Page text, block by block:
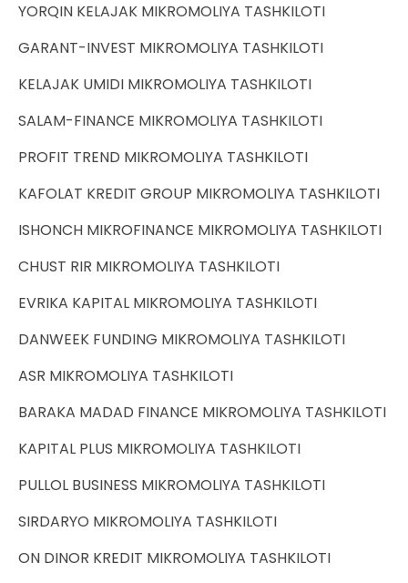
YORQIN KELAJAK MIKROMOLIYA TASHKILOTI
GARANT-INVEST MIKROMOLIYA TASHKILOTI
KELAJAK UMIDI MIKROMOLIYA TASHKILOTI
SALAM-FINANCE MIKROMOLIYA TASHKILOTI
PROFIT TREND MIKROMOLIYA TASHKILOTI
KAFOLAT KREDIT GROUP MIKROMOLIYA TASHKILOTI
ISHONCH MIKROFINANCE MIKROMOLIYA TASHKILOTI
CHUST RIR MIKROMOLIYA TASHKILOTI
EVRIKA KAPITAL MIKROMOLIYA TASHKILOTI
DANWEEK FUNDING MIKROMOLIYA TASHKILOTI
ASR MIKROMOLIYA TASHKILOTI
BARAKA MADAD FINANCE MIKROMOLIYA TASHKILOTI
KAPITAL PLUS MIKROMOLIYA TASHKILOTI
PULLOL BUSINESS MIKROMOLIYA TASHKILOTI
SIRDARYO MIKROMOLIYA TASHKILOTI
ON DINOR KREDIT MIKROMOLIYA TASHKILOTI